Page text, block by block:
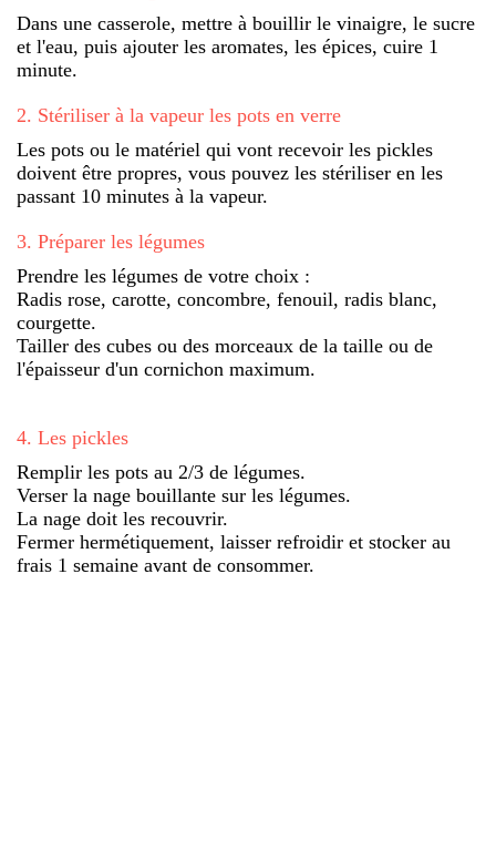
Dans une casserole, mettre à bouillir le vinaigre, le sucre
et l'eau, puis ajouter les aromates, les épices, cuire 1
minute.
2. Stériliser à la vapeur les pots en verre
Les pots ou le matériel qui vont recevoir les pickles
doivent être propres, vous pouvez les stériliser en les
passant 10 minutes à la vapeur.
3. Préparer les légumes
Prendre les légumes de votre choix :
Radis rose, carotte, concombre, fenouil, radis blanc,
courgette.
Tailler des cubes ou des morceaux de la taille ou de
l'épaisseur d'un cornichon maximum.
4. Les pickles
Remplir les pots au 2/3 de légumes.
Verser la nage bouillante sur les légumes.
La nage doit les recouvrir.
Fermer hermétiquement, laisser refroidir et stocker au
frais 1 semaine avant de consommer.